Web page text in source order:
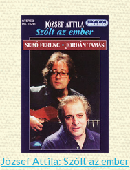
József Attila: Szólt az ember